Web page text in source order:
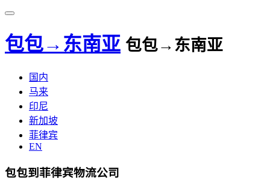
包包→东南亚 包包→东南亚
国内
马来
印尼
新加坡
菲律宾
EN
包包到菲律宾物流公司